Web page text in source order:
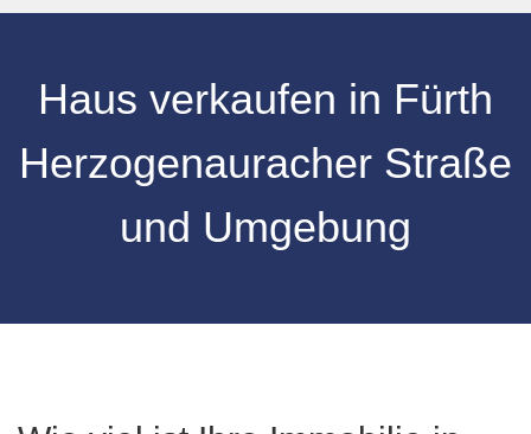
Haus verkaufen in Fürth
Herzogenauracher Straße
und Umgebung